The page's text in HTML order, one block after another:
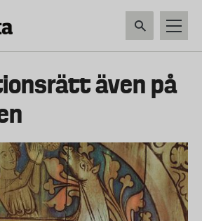
VERKTYG &
även på